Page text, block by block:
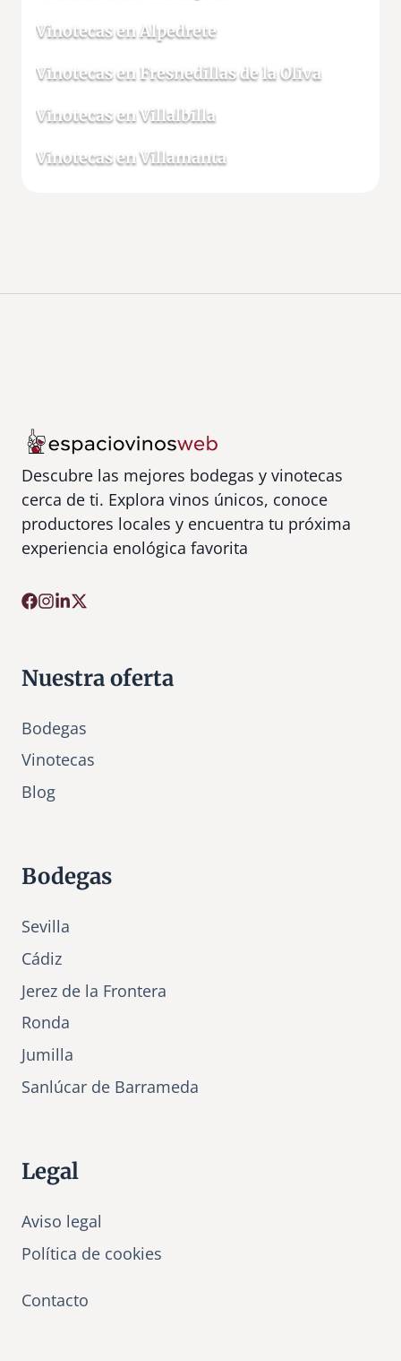
Vinotecas en Alpedrete
Vinotecas en Fresnedillas de la Oliva
Vinotecas en Villalbilla
Vinotecas en Villamanta
Descubre las mejores bodegas y vinotecas
cerca de ti. Explora vinos únicos, conoce
productores locales y encuentra tu próxima
experiencia enológica favorita
Nuestra oferta
Bodegas
Vinotecas
Blog
Bodegas
Sevilla
Cádiz
Jerez de la Frontera
Ronda
Jumilla
Sanlúcar de Barrameda
Legal
Aviso legal
Política de cookies
Contacto